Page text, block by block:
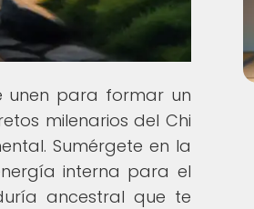
unen para formar un
milenarios del Chi
Sumérgete en la
interna para el
ancestral que te